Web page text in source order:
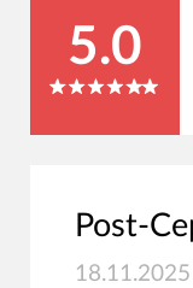
5.0
Post-
18.11.2025